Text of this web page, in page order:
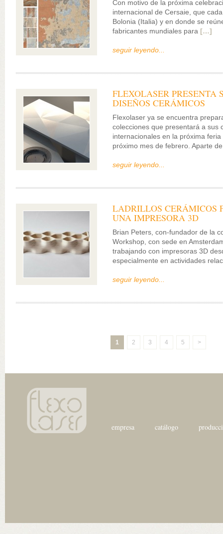
Con motivo de la próxima
internacional de Cersaie, que
Bolonia (Italia) y en donde se
fabricantes mundiales para […]
seguir leyendo...
FLEXOLASER PRESENTA
DISEÑOS CERÁMICOS
Flexolaser ya se encuentra
colecciones que presentará a sus
internacionales en la próxima
próximo mes de febrero. Aparte
seguir leyendo...
LADRILLOS CERÁMICOS
UNA IMPRESORA 3D
Brian Peters, con-fundador de la
Workshop, con sede en
trabajando con impresoras 3D
especialmente en actividades
seguir leyendo...
1 2 3 4 5 >
empresa catálogo